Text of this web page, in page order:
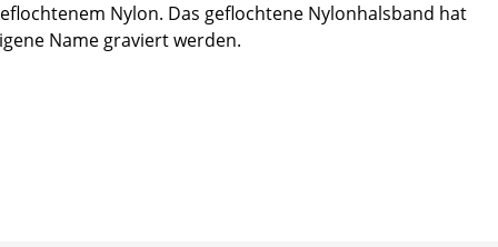
Nylon. Das geflochtene Nylonhalsband hat
Name graviert werden.